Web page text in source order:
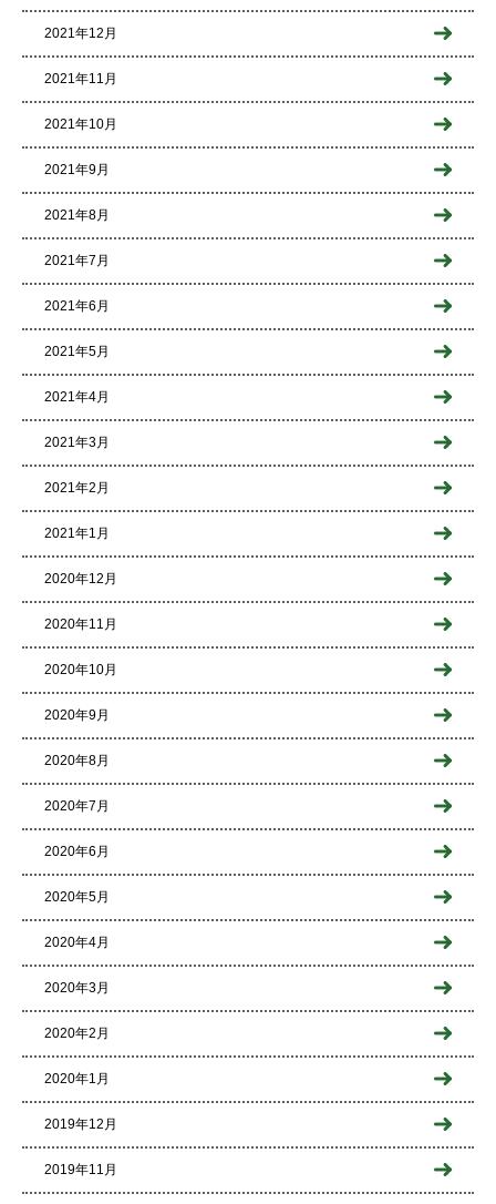
2021年12月
2021年11月
2021年10月
2021年9月
2021年8月
2021年7月
2021年6月
2021年5月
2021年4月
2021年3月
2021年2月
2021年1月
2020年12月
2020年11月
2020年10月
2020年9月
2020年8月
2020年7月
2020年6月
2020年5月
2020年4月
2020年3月
2020年2月
2020年1月
2019年12月
2019年11月